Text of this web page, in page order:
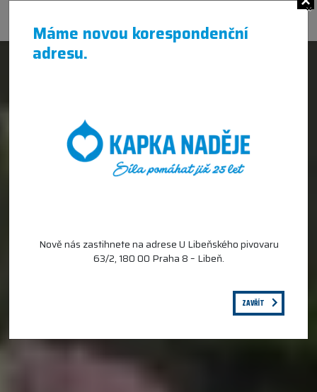
Máme novou korespondenční
adresu.
×
Nově nás zastihnete na adrese U Libeňského pivovaru
63/2, 180 00 Praha 8 – Libeň.
ZAVŘÍT